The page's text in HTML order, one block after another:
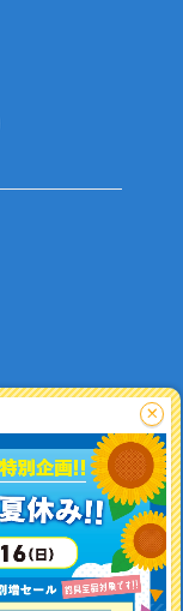
釣り情報を
×